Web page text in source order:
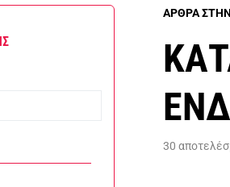
ΑΡΘΡΑ
30